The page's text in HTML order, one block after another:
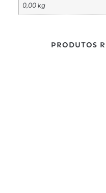
0,00 kg
PRODUTOS